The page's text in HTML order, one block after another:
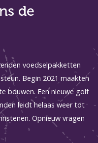
de
voedselpakketten
Begin 2021 maakten
bouwen. Een nieuwe golf
leidt helaas weer tot
Opnieuw vragen